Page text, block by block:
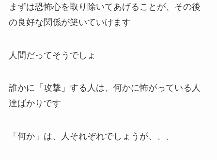
まずは恐怖心を取り除いてあげることが、その後
の良好な関係が築いていけます
人間だってそうでしょ
誰かに「攻撃」する人は、何かに怖がっている人
達ばかりです
「何か」は、人それぞれでしょうが、、、